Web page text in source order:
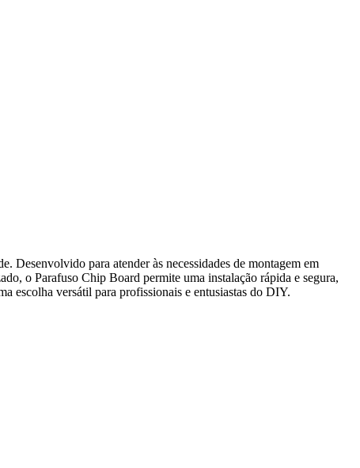
Desenvolvido para atender às necessidades de montagem em
o Parafuso Chip Board permite uma instalação rápida e segura,
escolha versátil para profissionais e entusiastas do DIY.